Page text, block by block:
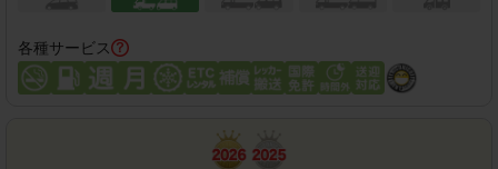
各種サービス